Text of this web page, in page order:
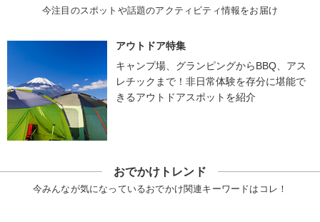
今注目のスポットや話題のアクティビティ情報をお届け
アウトドア特集
キャンプ場、グランピングからBBQ、アス
レチックまで！非日常体験を存分に堪能で
きるアウトドアスポットを紹介
おでかけトレンド
今みんなが気になっているおでかけ関連キーワードはコレ！